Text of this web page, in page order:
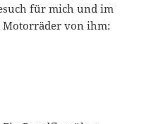
für mich und im
Motorräder von ihm: